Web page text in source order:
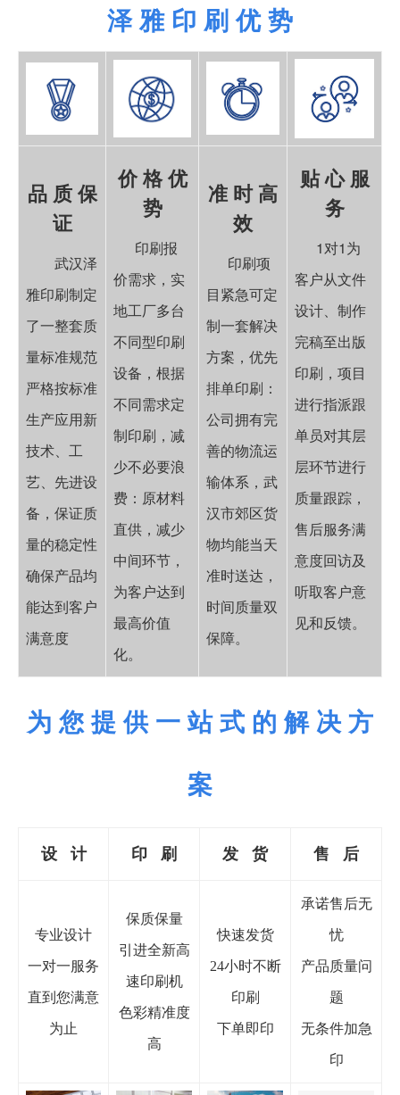
泽 雅 印 刷 优 势
品 质 保
证
武汉泽
雅印刷制定
了一整套质
量标准规范
严格按标准
生产应用新
技术、工
艺、先进设
备，保证质
量的稳定性
确保产品均
能达到客户
满意度
价 格 优
势
印刷报
价需求，实
地工厂多台
不同型印刷
设备，根据
不同需求定
制印刷，减
少不必要浪
费：原材料
直供，减少
中间环节，
为客户达到
最高价值
化。
准 时 高
效
印刷项
目紧急可定
制一套解决
方案，优先
排单印刷：
公司拥有完
善的物流运
输体系，武
汉市郊区货
物均能当天
准时送达，
时间质量双
保障。
贴 心 服
务
1对1为
客户从文件
设计、制作
完稿至出版
印刷，项目
进行指派跟
单员对其层
层环节进行
质量跟踪，
售后服务满
意度回访及
听取客户意
见和反馈。
为 您 提 供 一 站 式 的 解 决 方
案
设 计 印 刷 发 货 售 后
专业设计
一对一服务
直到您满意
为止
保质保量
引进全新高
速印刷机
色彩精准度
高
快速发货
24小时不断
印刷
下单即印
承诺售后无
忧
产品质量问
题
无条件加急
印